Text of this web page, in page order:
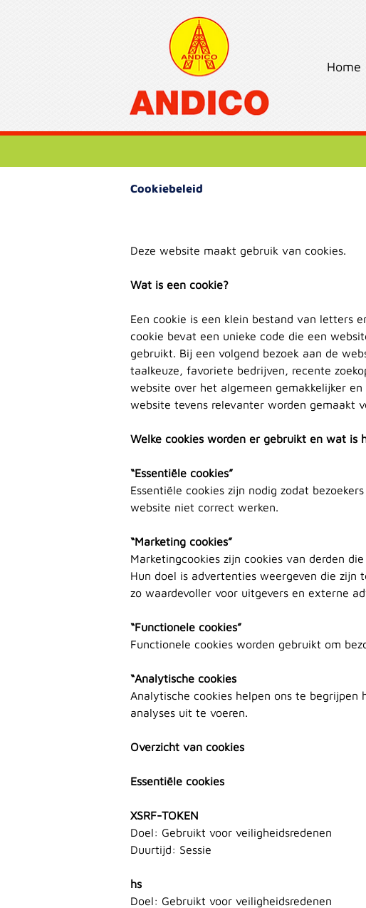
Home
Cookiebeleid
Deze website maakt gebruik van cookies.
Wat is een cookie?
Een cookie is een klein bestand van letters
cookie bevat een unieke code die een
gebruikt. Bij een volgend bezoek aan de
taalkeuze, favoriete bedrijven, recente
website over het algemeen gemakkelijker
website tevens relevanter worden gemaakt
Welke cookies worden er gebruikt en wat is
“Essentiële cookies”
Essentiële cookies zijn nodig zodat
website niet correct werken.
“Marketing cookies”
Marketingcookies zijn cookies van derden
Hun doel is advertenties weergeven die zijn
zo waardevoller voor uitgevers en externe
“Functionele cookies”
Functionele cookies worden gebruikt om
“Analytische cookies
Analytische cookies helpen ons te
analyses uit te voeren.
Overzicht van cookies
Essentiële cookies
XSRF-TOKEN
Doel: Gebruikt voor veiligheidsredenen
Duurtijd: Sessie
hs
Doel: Gebruikt voor veiligheidsredenen